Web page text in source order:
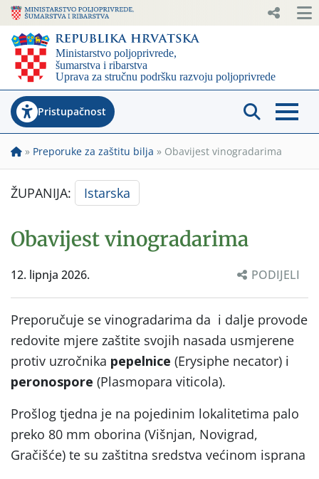
Pristupačnost
» Preporuke za zaštitu bilja » Obavijest vinogradarima
ŽUPANIJA: Istarska
Obavijest vinogradarima
12. lipnja 2026. PODIJELI
Preporučuje se vinogradarima da i dalje provode
redovite mjere zaštite svojih nasada usmjerene
protiv uzročnika pepelnice (Erysiphe necator) i
peronospore (Plasmopara viticola).
Prošlog tjedna je na pojedinim lokalitetima palo
preko 80 mm oborina (Višnjan, Novigrad,
Gračišće) te su zaštitna sredstva većinom isprana